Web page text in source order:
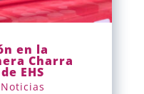
en la
Charra
EHS
Noticias